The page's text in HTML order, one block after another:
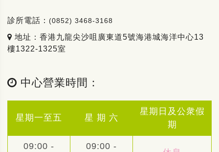
診所電話： (0852) 3468-3168
地址：香港九龍尖沙咀廣東道5號海港城海洋中心13
樓1322-1325室
中心營業時間：
星期一至五 星 期 六
星期日及公衆假
期
09:00 - 09:00 -